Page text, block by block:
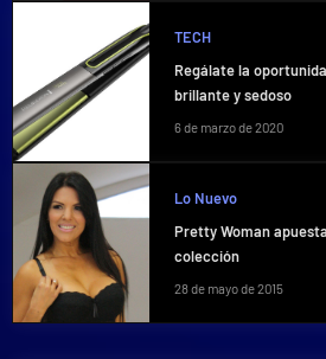
TECH
Regálate la
brillante y sedoso
6 de marzo de 2020
Lo Nuevo
Pretty Woman
colección
28 de mayo de 2015